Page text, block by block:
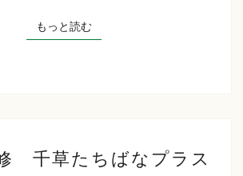
問
もっと読むもっと読む
泄
千草たちばなプラス